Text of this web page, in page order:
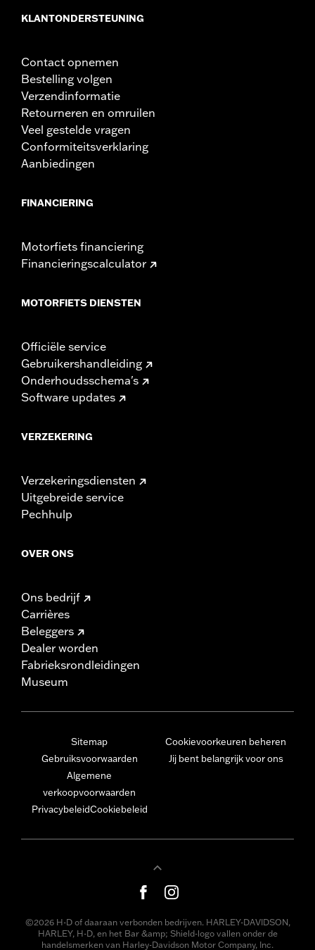
KLANTONDERSTEUNING
Contact opnemen
Bestelling volgen
Verzendinformatie
Retourneren en omruilen
Veel gestelde vragen
Conformiteitsverklaring
Aanbiedingen
FINANCIERING
Motorfiets financiering
Financieringscalculator
MOTORFIETS DIENSTEN
Officiële service
Gebruikershandleiding
Onderhoudsschema's
Software updates
VERZEKERING
Verzekeringsdiensten
Uitgebreide service
Pechhulp
OVER ONS
Ons bedrijf
Carrières
Beleggers
Dealer worden
Fabrieksrondleidingen
Museum
Sitemap
Gebruiksvoorwaarden
Algemene
verkoopvoorwaarden
PrivacybeleidCookiebeleid
Cookievoorkeuren beheren
Jij bent belangrijk voor ons
©2026 H-D of daaraan verbonden bedrijven. HARLEY-DAVIDSON,
HARLEY, H-D, en het Bar &amp; Shield-logo vallen onder de
handelsmerken van Harley-Davidson Motor Company, Inc.